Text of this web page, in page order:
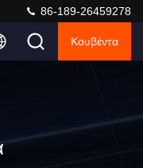
86-189-26459278
Κουβέντα